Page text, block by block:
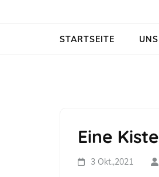
STARTSEITE
Eine
3 Okt.,2021